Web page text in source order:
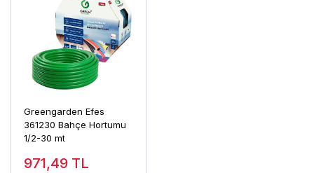
Greengarden Efes
361230 Bahçe Hortumu
1/2-30 mt
971,49 TL